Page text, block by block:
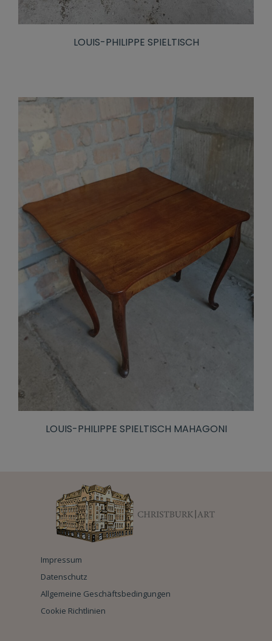
LOUIS-PHILIPPE SPIELTISCH
LOUIS-PHILIPPE SPIELTISCH MAHAGONI
Impressum
Datenschutz
Allgemeine Geschäftsbedingungen
Cookie Richtlinien